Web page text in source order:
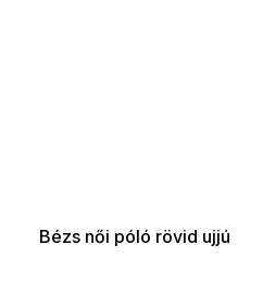
Bézs női póló rövid ujjú